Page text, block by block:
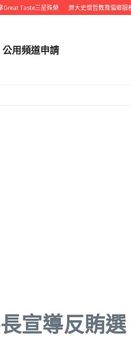
Taste三星殊榮 屏大史懷哲教育偏鄉服務
公用頻道申請
宣導反賄